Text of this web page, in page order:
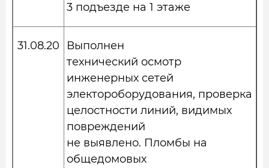
3 подъезде на 1 этаже
31.08.20
Выполнен
технический осмотр
инженерных сетей
электороборудования, проверка
целостности линий, видимых
повреждений
не выявлено. Пломбы на
общедомовых